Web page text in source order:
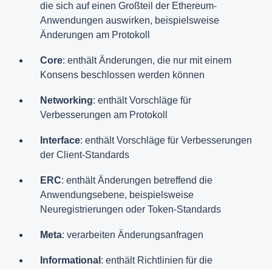
die sich auf einen Großteil der Ethereum-
Anwendungen auswirken, beispielsweise
Änderungen am Protokoll
Core: enthält Änderungen, die nur mit einem
Konsens beschlossen werden können
Networking: enthält Vorschläge für
Verbesserungen am Protokoll
Interface: enthält Vorschläge für Verbesserungen
der Client-Standards
ERC: enthält Änderungen betreffend die
Anwendungsebene, beispielsweise
Neuregistrierungen oder Token-Standards
Meta: verarbeiten Änderungsanfragen
Informational : enthält Richtlinien für die